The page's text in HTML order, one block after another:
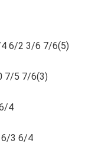
4 6/2 3/6 7/6(5)
7/5 7/6(3)
4
6/3 6/4